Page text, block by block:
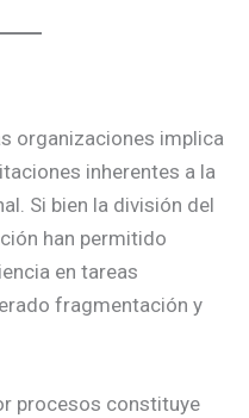
organizaciones implica
inherentes a la
Si bien la división del
han permitido
en tareas
fragmentación y
procesos constituye